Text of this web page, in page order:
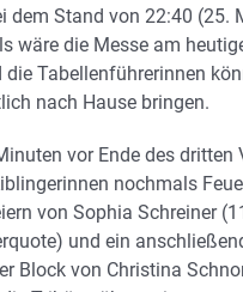
dem Stand von 22:40 (25.
wäre die Messe am
die Tabellenführerinnen
nach Hause bringen.
vor Ende des dritten
nochmals
von Sophia Schreiner
und ein
Block von Christina